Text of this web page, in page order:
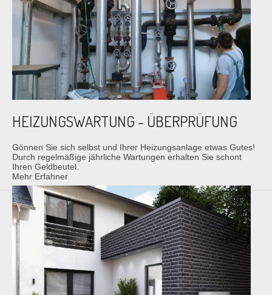
HEIZUNGSWARTUNG - ÜBERPRÜFUNG
Gönnen Sie sich selbst und Ihrer Heizungsanlage etwas Gutes!
Durch regelmäßige jährliche Wartungen erhalten Sie schont
Ihren Geldbeutel.
Mehr Erfahner